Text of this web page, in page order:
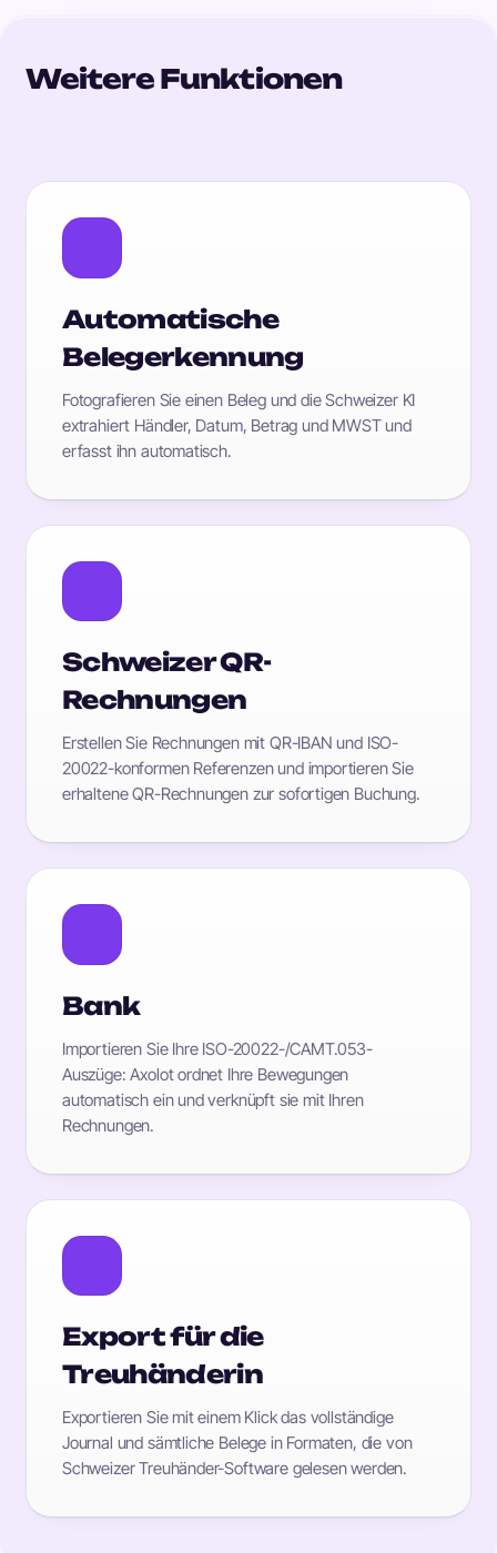
Weitere Funktionen
Automatische
Belegerkennung
Fotografieren Sie einen Beleg und die Schweizer KI
extrahiert Händler, Datum, Betrag und MWST und
erfasst ihn automatisch.
Schweizer QR-
Rechnungen
Erstellen Sie Rechnungen mit QR-IBAN und ISO-
20022-konformen Referenzen und importieren Sie
erhaltene QR-Rechnungen zur sofortigen Buchung.
Bank
Importieren Sie Ihre ISO-20022-/CAMT.053-
Auszüge: Axolot ordnet Ihre Bewegungen
automatisch ein und verknüpft sie mit Ihren
Rechnungen.
Export für die
Treuhänderin
Exportieren Sie mit einem Klick das vollständige
Journal und sämtliche Belege in Formaten, die von
Schweizer Treuhänder-Software gelesen werden.